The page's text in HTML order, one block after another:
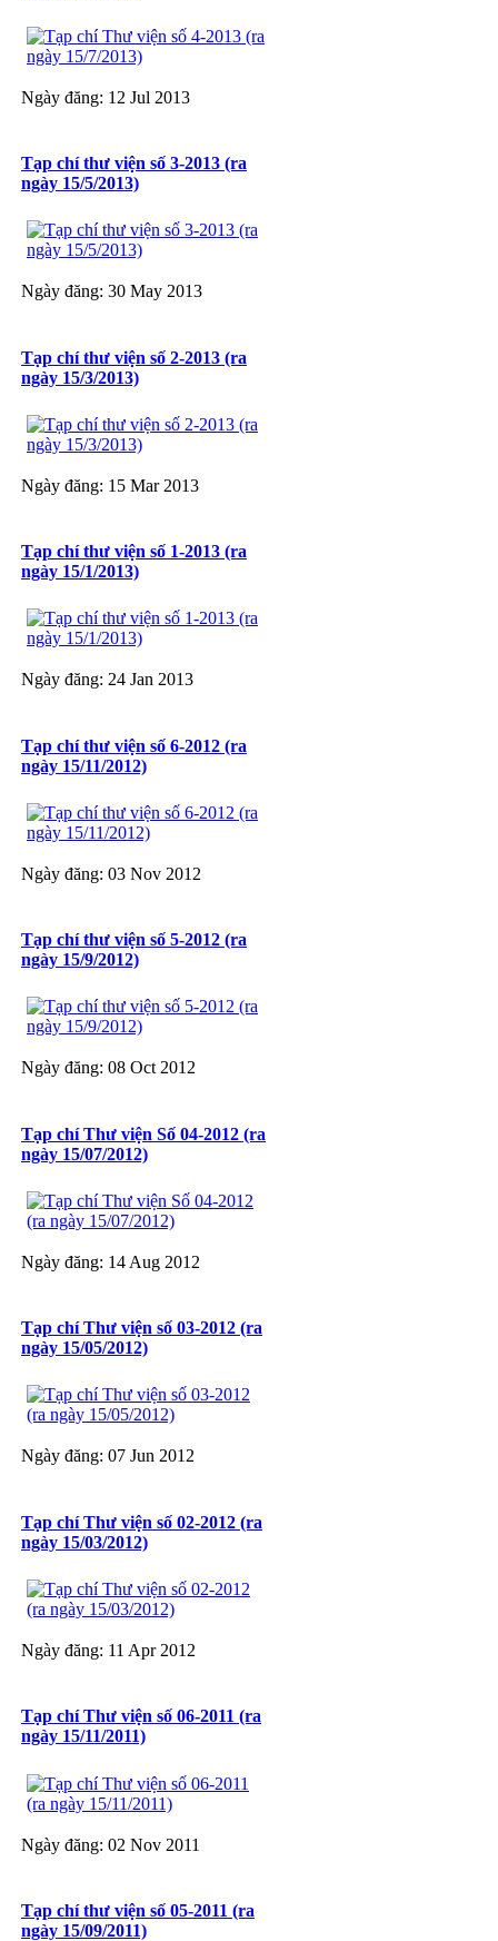
Ngày đăng: 12 Jul 2013
Tạp chí thư viện số 3-2013 (ra
ngày 15/5/2013)
Ngày đăng: 30 May 2013
Tạp chí thư viện số 2-2013 (ra
ngày 15/3/2013)
Ngày đăng: 15 Mar 2013
Tạp chí thư viện số 1-2013 (ra
ngày 15/1/2013)
Ngày đăng: 24 Jan 2013
Tạp chí thư viện số 6-2012 (ra
ngày 15/11/2012)
Ngày đăng: 03 Nov 2012
Tạp chí thư viện số 5-2012 (ra
ngày 15/9/2012)
Ngày đăng: 08 Oct 2012
Tạp chí Thư viện Số 04-2012 (ra
ngày 15/07/2012)
Ngày đăng: 14 Aug 2012
Tạp chí Thư viện số 03-2012 (ra
ngày 15/05/2012)
Ngày đăng: 07 Jun 2012
Tạp chí Thư viện số 02-2012 (ra
ngày 15/03/2012)
Ngày đăng: 11 Apr 2012
Tạp chí Thư viện số 06-2011 (ra
ngày 15/11/2011)
Ngày đăng: 02 Nov 2011
Tạp chí thư viện số 05-2011 (ra
ngày 15/09/2011)